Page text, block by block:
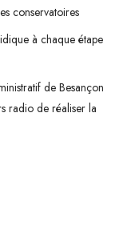
conservatoires
à chaque étape
de Besançon
radio de réaliser la